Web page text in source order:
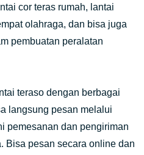
cor teras rumah, lantai
olahraga, dan bisa juga
pembuatan peralatan
teraso dengan berbagai
langsung pesan melalui
pemesanan dan pengiriman
Bisa pesan secara online dan